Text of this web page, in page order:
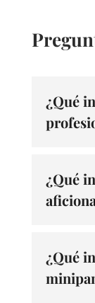
¿Qué
¿Qué
¿Qué